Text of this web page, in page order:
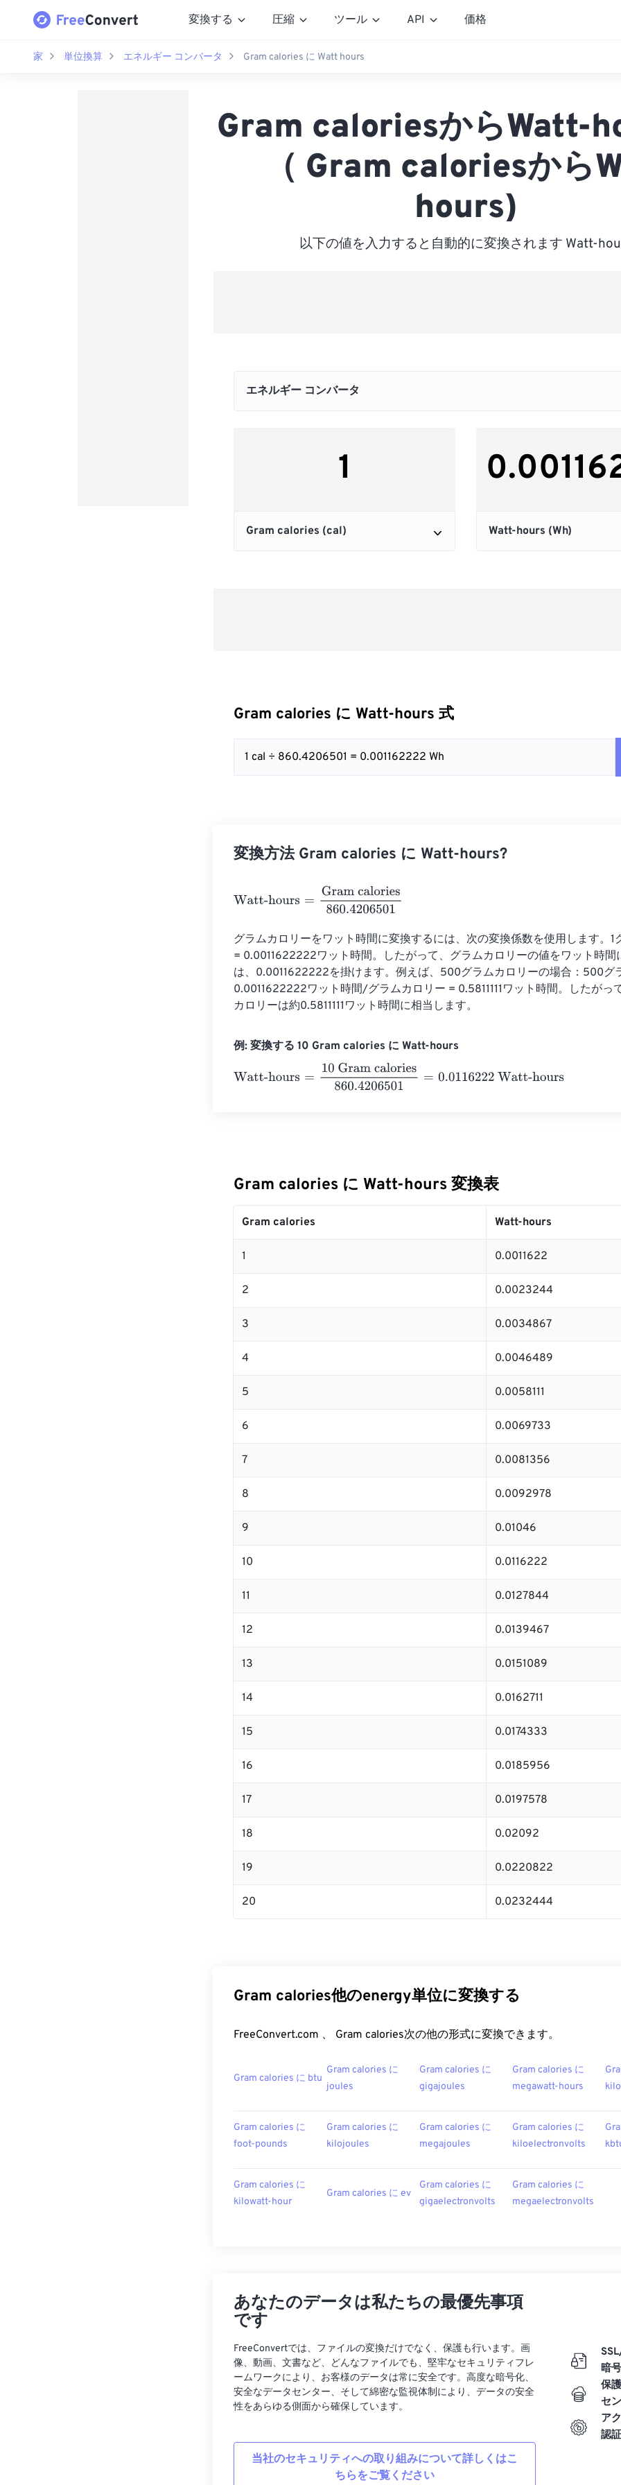
変換する 圧縮 ツール API 価格
家 単位換算 エネルギー コンバータ Gram calories に Watt hours
Gram caloriesからWatt-
（ Gram caloriesから
hours)
以下の値を入力すると自動的に変換されます Watt-
Gram calories に Watt-hours 式
1 cal ÷ 860.4206501 = 0.001162222 Wh
変換方法 Gram calories に Watt-hours?
Watt-hours Gram calories860.4206501
グラムカロリーをワット時間に変換するには、次の変換係数を使用します。
= 0.0011622222ワット時間。したがって、グラムカロリーの値をワット時間
は、0.0011622222を掛けます。例えば、500グラムカロリーの場合：500
0.0011622222ワット時間/グラムカロリー = 0.5811111ワット時間。したがっ
カロリーは約0.5811111ワット時間に相当します。
例: 変換する 10 Gram calories に Watt-hours
Watt-hours
10 Gram calories860.4206501 =0.0116222 Watt-hours
Gram calories に Watt-hours 変換表
Gram calories Watt-hours
1 0.0011622
2 0.0023244
3 0.0034867
4 0.0046489
5 0.0058111
6 0.0069733
7 0.0081356
8 0.0092978
9 0.01046
10 0.0116222
11 0.0127844
12 0.0139467
13 0.0151089
14 0.0162711
15 0.0174333
16 0.0185956
17 0.0197578
18 0.02092
19 0.0220822
20 0.0232444
Gram calories他のenergy単位に変換する
FreeConvert.com 、 Gram calories次の他の形式に変換できます。
Gram calories に btu
Gram calories に
joules
Gram calories に
gigajoules
Gram calories に
megawatt-hours
Gram calories に
foot-pounds
Gram calories に
kilojoules
Gram calories に
megajoules
Gram calories に
kiloelectronvolts
Gram calories に
kilowatt-hour
Gram calories に ev
Gram calories に
gigaelectronvolts
Gram calories に
megaelectronvolts
あなたのデータは私たちの最優先事項
です
FreeConvertでは、ファイルの変換だけでなく、保護も行います。画
像、動画、文書など、どんなファイルでも、堅牢なセキュリティフレ
ームワークにより、お客様のデータは常に安全です。高度な暗号化、
安全なデータセンター、そして綿密な監視体制により、データの安全
性をあらゆる側面から確保しています。
当社のセキュリティへの取り組みについて詳しくはこ
ちらをご覧ください
暗
保
セ
ア
認証